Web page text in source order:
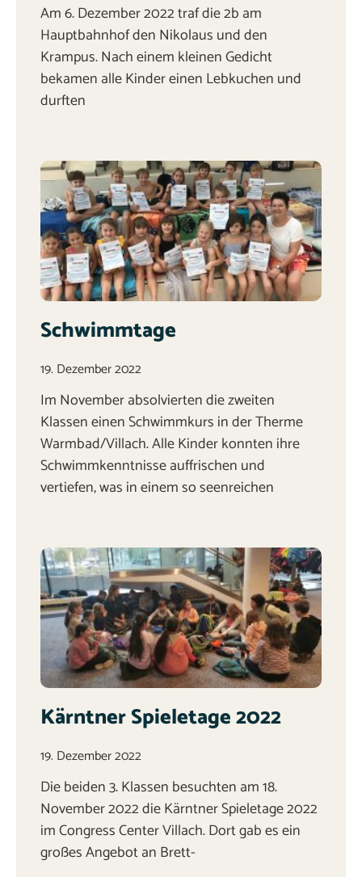
Am 6. Dezember 2022 traf die 2b am
Hauptbahnhof den Nikolaus und den
Krampus. Nach einem kleinen Gedicht
bekamen alle Kinder einen Lebkuchen und
durften
Schwimmtage
19. Dezember 2022
Im November absolvierten die zweiten
Klassen einen Schwimmkurs in der Therme
Warmbad/Villach. Alle Kinder konnten ihre
Schwimmkenntnisse auffrischen und
vertiefen, was in einem so seenreichen
Kärntner Spieletage 2022
19. Dezember 2022
Die beiden 3. Klassen besuchten am 18.
November 2022 die Kärntner Spieletage 2022
im Congress Center Villach. Dort gab es ein
großes Angebot an Brett-